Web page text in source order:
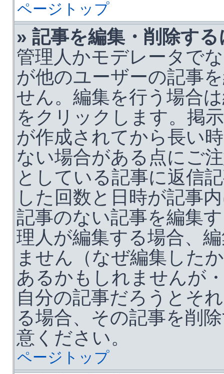
ページトップ
» 記事を編集・削除す
管理人かモデレータで
が他のユーザーの記事
せん。編集を行う場合
をクリックします。掲
が作成されてから長い
ない場合がある点にご
としている記事に返信
した回数と日時が記事
記事のない記事を編集
理人が編集する場合、
ません（なぜ編集した
あるかもしれませんが
自分の記事だろうとそ
る場合、その記事を削
意ください。
ページトップ